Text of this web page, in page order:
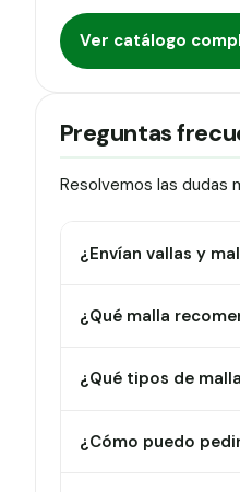
Ver catálogo
Preguntas
Resolvemos las dudas
¿Envían vallas y
¿Qué malla
¿Qué tipos de
¿Cómo puedo